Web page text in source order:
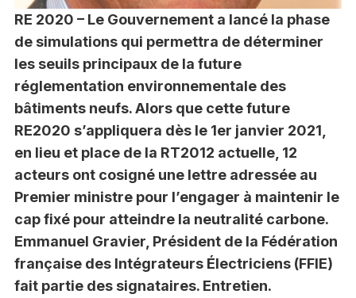
RE 2020 – Le Gouvernement a lancé la phase
de simulations qui permettra de déterminer
les seuils principaux de la future
réglementation environnementale des
bâtiments neufs. Alors que cette future
RE2020 s’appliquera dès le 1er janvier 2021,
en lieu et place de la RT2012 actuelle, 12
acteurs ont cosigné une lettre adressée au
Premier ministre pour l’engager à maintenir le
cap fixé pour atteindre la neutralité carbone.
Emmanuel Gravier, Président de la Fédération
française des Intégrateurs Électriciens (FFIE)
fait partie des signataires. Entretien.